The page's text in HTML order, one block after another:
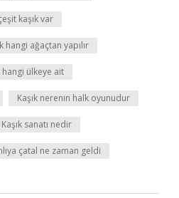
kaşık var
hangi ağaçtan yapılır
hangi ülkeye ait
Kaşık nerenin halk oyunudur
Kaşık sanatı nedir
çatal ne zaman geldi